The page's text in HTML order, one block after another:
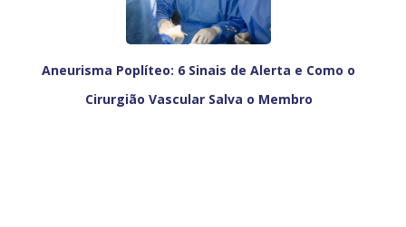
Aneurisma Poplíteo: 6 Sinais de Alerta e Como o
Cirurgião Vascular Salva o Membro